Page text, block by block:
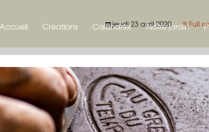
Accueil
Créations
à auricules
Poteries pour le jardin
Nichoirs
Mangeoire
Calendrier Notre jardin
Le jardin de la
Les plantes
Les animaux du
jeudi 23 avril 2020 Full